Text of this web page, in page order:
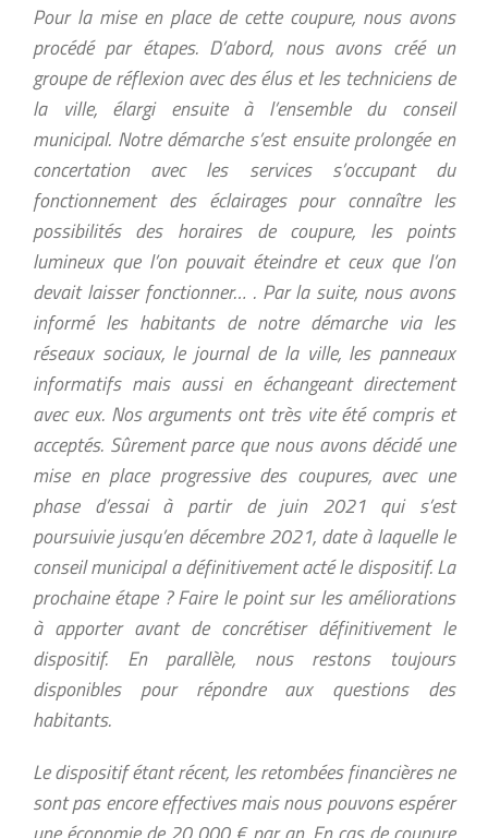
Pour la mise en place de cette coupure, nous avons
procédé par étapes. D’abord, nous avons créé un
groupe de réflexion avec des élus et les techniciens de
la ville, élargi ensuite à l’ensemble du conseil
municipal. Notre démarche s’est ensuite prolongée en
concertation avec les services s’occupant du
fonctionnement des éclairages pour connaître les
possibilités des horaires de coupure, les points
lumineux que l’on pouvait éteindre et ceux que l’on
devait laisser fonctionner… . Par la suite, nous avons
informé les habitants de notre démarche via les
réseaux sociaux, le journal de la ville, les panneaux
informatifs mais aussi en échangeant directement
avec eux. Nos arguments ont très vite été compris et
acceptés. Sûrement parce que nous avons décidé une
mise en place progressive des coupures, avec une
phase d’essai à partir de juin 2021 qui s’est
poursuivie jusqu’en décembre 2021, date à laquelle le
conseil municipal a définitivement acté le dispositif. La
prochaine étape ? Faire le point sur les améliorations
à apporter avant de concrétiser définitivement le
dispositif. En parallèle, nous restons toujours
disponibles pour répondre aux questions des
habitants.
Le dispositif étant récent, les retombées financières ne
sont pas encore effectives mais nous pouvons espérer